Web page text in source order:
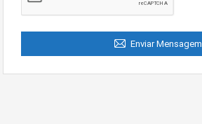
Enviar Mensagem